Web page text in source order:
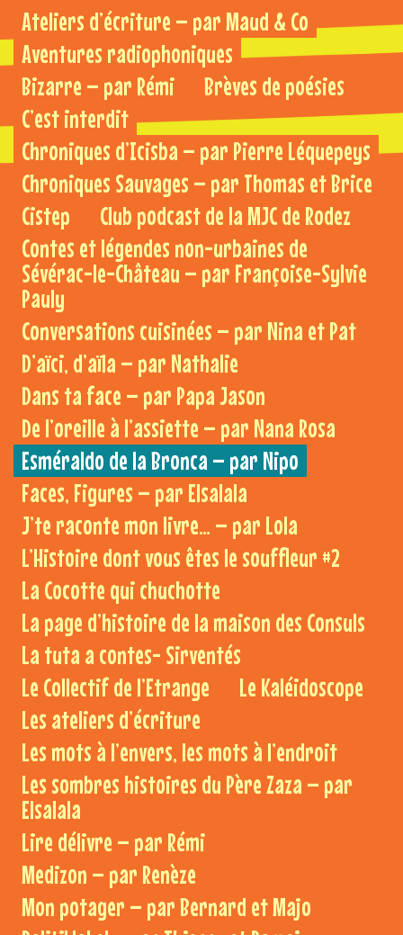
Ateliers d’écriture – par Maud & Co
Aventures radiophoniques
Bizarre – par Rémi
Brèves de poésies
C’est interdit
Chroniques d’Icisba – par Pierre Léquepeys
Chroniques Sauvages – par Thomas et Brice
Cistep
Club podcast de la MJC de Rodez
Contes et légendes non-urbaines de
Sévérac-le-Château – par Françoise-Sylvie
Pauly
Conversations cuisinées – par Nina et Pat
D’aïci, d’aïla – par Nathalie
Dans ta face – par Papa Jason
De l’oreille à l’assiette – par Nana Rosa
Esméraldo de la Bronca – par Nipo
Faces, Figures – par Elsalala
J’te raconte mon livre… – par Lola
L’Histoire dont vous êtes le souffleur #2
La Cocotte qui chuchotte
La page d’histoire de la maison des Consuls
La tuta a contes- Sirventés
Le Collectif de l’Etrange
Le Kaléidoscope
Les ateliers d’écriture
Les mots à l’envers, les mots à l’endroit
Les sombres histoires du Père Zaza – par
Elsalala
Lire délivre – par Rémi
Medizon – par Renèze
Mon potager – par Bernard et Majo